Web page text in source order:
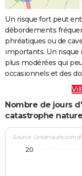
Un risque fort peut
débordements
phréatiques ou de
importants. Un risque
plus modérées qui
occasionnels et des
Nombre de jours
catastrophe
Source : Linternaute.com
20